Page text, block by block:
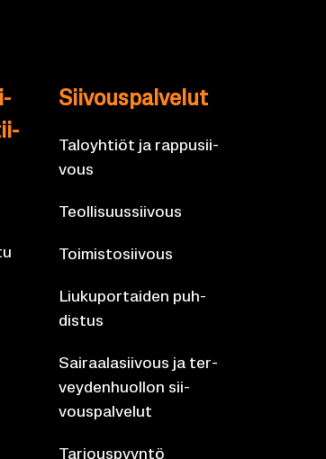
Sii­vous­pal­ve­lut
Ta­lo­yh­tiöt ja rap­pusii­
vous
Teol­li­suus­sii­vous
Toi­mis­to­sii­vous
Liu­ku­por­tai­den puh­
dis­tus
Sai­raa­la­sii­vous ja ter­
vey­den­huol­lon sii­
vous­pal­ve­lut
Tar­jous­pyyn­tö